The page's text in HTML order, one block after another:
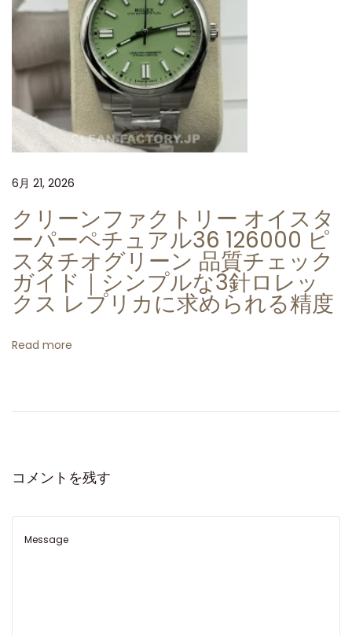
ラ
ト
マ
ッ
ク
リ
ー
ン
フ
ァ
ク
ト
ク
6月 21, 2026
クリーンファクトリー オイスタ
ーパーペチュアル36 126000 ピ
スタチオグリーン 品質チェック
ガイド｜シンプルな3針ロレッ
クス レプリカに求められる精度
Read more
コメントを残す